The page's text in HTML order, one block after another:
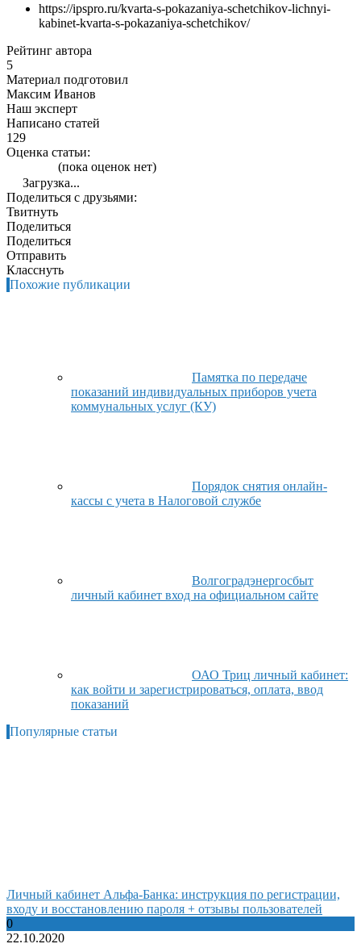
https://ipspro.ru/kvarta-s-pokazaniya-schetchikov-lichnyi-
kabinet-kvarta-s-pokazaniya-schetchikov/
Рейтинг автора
5
Материал подготовил
Максим Иванов
Наш эксперт
Написано статей
129
Оценка статьи:
(пока оценок нет)
Загрузка...
Поделиться с друзьями:
Твитнуть
Поделиться
Поделиться
Отправить
Класснуть
Похожие публикации
Памятка по передаче
показаний индивидуальных приборов учета
коммунальных услуг (КУ)
Порядок снятия онлайн-
кассы с учета в Налоговой службе
Волгоградэнергосбыт
личный кабинет вход на официальном сайте
ОАО Триц личный кабинет:
как войти и зарегистрироваться, оплата, ввод
показаний
Популярные статьи
Личный кабинет Альфа-Банка: инструкция по регистрации,
входу и восстановлению пароля + отзывы пользователей
0
22.10.2020